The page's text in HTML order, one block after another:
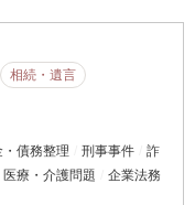
相続・遺言
・債務整理 刑事事件
詐
医療・介護問題 企業法務